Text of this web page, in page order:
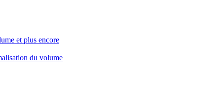
et plus encore
du volume